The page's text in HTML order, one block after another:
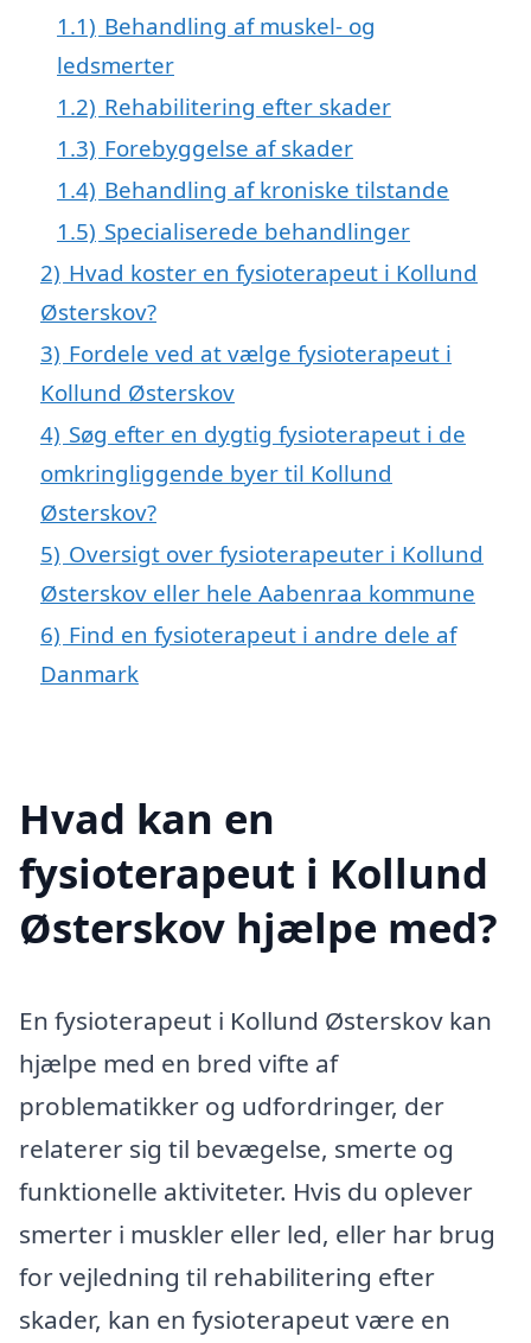
1.1) Behandling af muskel- og
ledsmerter
1.2) Rehabilitering efter skader
1.3) Forebyggelse af skader
1.4) Behandling af kroniske tilstande
1.5) Specialiserede behandlinger
2) Hvad koster en fysioterapeut i Kollund
Østerskov?
3) Fordele ved at vælge fysioterapeut i
Kollund Østerskov
4) Søg efter en dygtig fysioterapeut i de
omkringliggende byer til Kollund
Østerskov?
5) Oversigt over fysioterapeuter i Kollund
Østerskov eller hele Aabenraa kommune
6) Find en fysioterapeut i andre dele af
Danmark
Hvad kan en
fysioterapeut i Kollund
Østerskov hjælpe med?
En fysioterapeut i Kollund Østerskov kan
hjælpe med en bred vifte af
problematikker og udfordringer, der
relaterer sig til bevægelse, smerte og
funktionelle aktiviteter. Hvis du oplever
smerter i muskler eller led, eller har brug
for vejledning til rehabilitering efter
skader, kan en fysioterapeut være en